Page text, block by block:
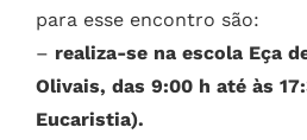
para esse encontro são:
– realiza-se na escola Eça
Olivais, das 9:00 h até às
Eucaristia).